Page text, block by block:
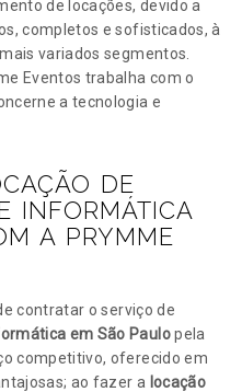
de locações, devido a
completos e sofisticados, à
variados segmentos.
Eventos trabalha com o
a tecnologia e
DE
INFORMÁTICA
A PRYMME
contratar o serviço de
em São Paulopela
competitivo, oferecido em
ao fazer a locação